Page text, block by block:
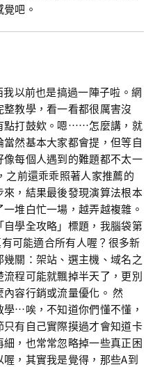
吧。
以前也是搞過一陣子啦。網
教學，看一看都很厲害沒
點打鼓欸。嗯……怎麼講，就
然基本大家都會提，但等自
像每個人遇到的難題都不太一
之前還乖乖照著人家推薦的
，結果最後發現演算法根本
堆白忙一場，越弄越複雜。
學全攻略」標題，我腦袋第
可能適合所有人喔？很多新
關：架站、選主機、域名之
程可能就飄掉半天了，更別
容行銷或流量優化。 然
…唉，不知道你們懂不懂，
有自己實際摸過才會知道卡
，也常常忽略掉一些真正困
，其實我是覺得，那些A到